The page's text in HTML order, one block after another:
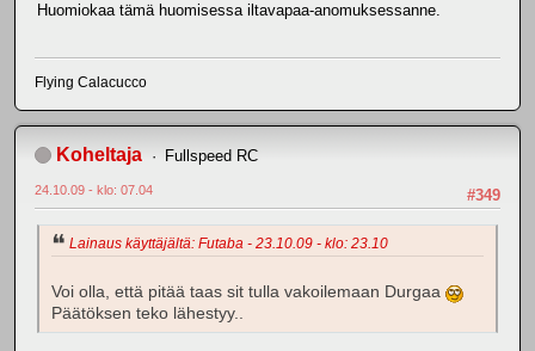
Huomiokaa tämä huomisessa iltavapaa-anomuksessanne.
Flying Calacucco
Koheltaja Fullspeed RC
#349
24.10.09 - klo: 07.04
Lainaus käyttäjältä: Futaba - 23.10.09 - klo: 23.10
Voi olla, että pitää taas sit tulla vakoilemaan Durgaa
Päätöksen teko lähestyy..